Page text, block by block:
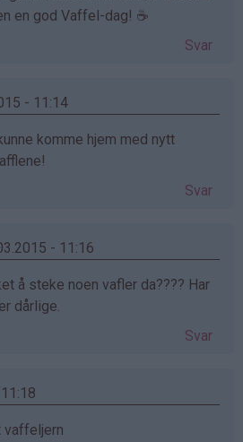
en god Vaffel-dag! ☕️
Svar
- 11:14
komme hjem med nytt
Svar
- 11:16
å steke noen vafler da???? Har
dårlige.
Svar
vaffeljern